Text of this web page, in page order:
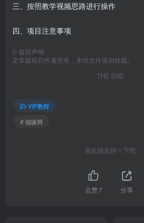
三、按照教学视频思路进行操作
四、项目注意事项
© 版权声明
文章版权归作者所有，未经允许请勿转载。
THE END
VIP教程
# 福缘网
喜欢就支持一下吧
点赞7 分享